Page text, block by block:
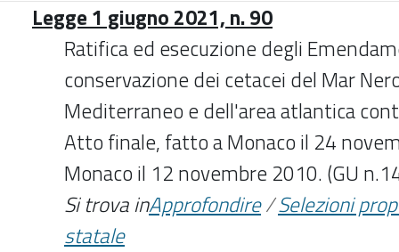
Legge 1 giugno 2021, n. 90
Ratifica ed esecuzione degli
conservazione dei cetacei del Mar
Mediterraneo e dell'area atlantica
Atto finale, fatto a Monaco il 24
Monaco il 12 novembre 2010. (GU
Si trova inApprofondire/Selezioni
statale